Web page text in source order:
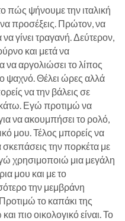
πώς ψήνουμε την ιταλική
προσέξεις. Πρώτον, να
γίνει τραγανή. Δεύτερον,
και μετά να
να αργολιώσει το λίπος
ψαχνό. Θέλει ώρες αλλά
να την βάλεις σε
Εγώ προτιμώ να
να ακουμπήσει το ρολό,
μου. Τέλος μπορείς να
σκεπάσεις την πορκέτα με
χρησιμοποιώ μια μεγάλη
μου και με το
την μεμβράνη
το καπάκι της
πιο οικολογικό είναι. Το